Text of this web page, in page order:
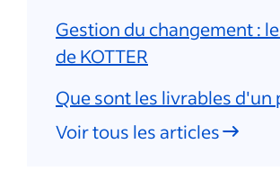
Gestion du changement :
de KOTTER
Que sont les livrables d'un
Voir tous les articles